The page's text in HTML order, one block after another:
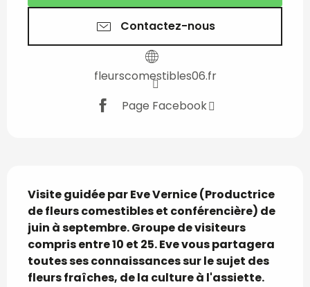
Contactez-nous
fleurscomestibles06.fr
Page Facebook
Description
Visite guidée par Eve Vernice (Productrice
de fleurs comestibles et conférencière) de
juin à septembre. Groupe de visiteurs
compris entre 10 et 25. Eve vous partagera
toutes ses connaissances sur le sujet des
fleurs fraîches, de la culture à l'assiette.